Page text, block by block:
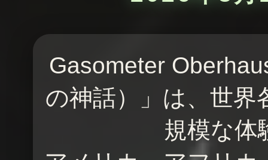
Gasometer
の神話）」は、世界
規模な体